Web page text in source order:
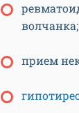
волчанка;
прием